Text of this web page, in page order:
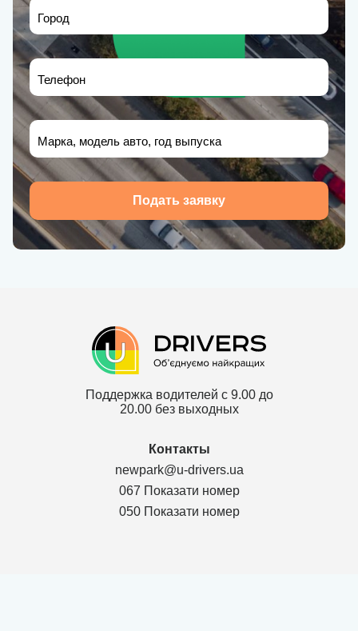
Город
Телефон
Марка, модель авто, год выпуска
Подать заявку
Поддержка водителей с 9.00 до
20.00 без выходных
Контакты
newpark@u-drivers.ua
067 Показати номер
050 Показати номер